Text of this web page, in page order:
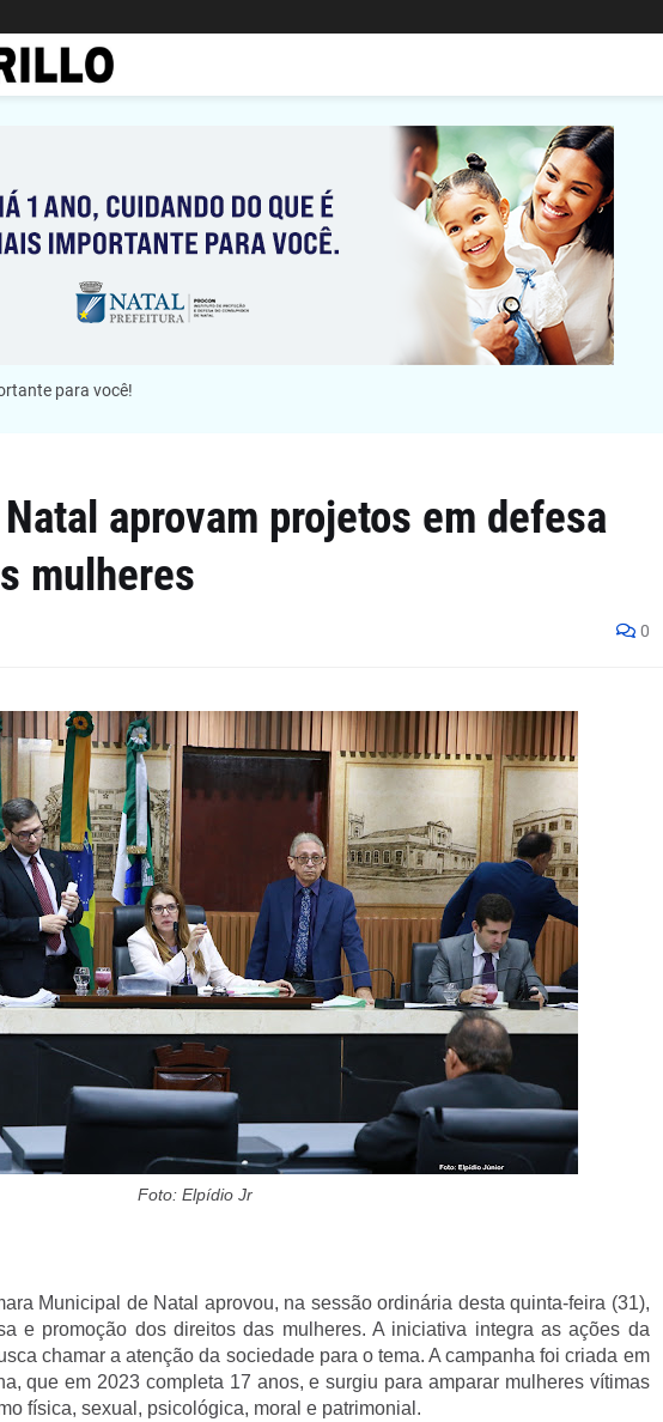
para você!
aprovam projetos em defesa
mulheres
0
Foto: Elpídio Jr
Municipal de Natal aprovou, na sessão ordinária desta quinta-feira (31),
e promoção dos direitos das mulheres. A iniciativa integra as ações da
chamar a atenção da sociedade para o tema. A campanha foi criada em
que em 2023 completa 17 anos, e surgiu para amparar mulheres vítimas
física, sexual, psicológica, moral e patrimonial.